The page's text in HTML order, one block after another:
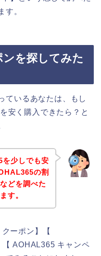
す。
を探してみた
ているあなたは、もし
安く購入できたら？と
少しでも安
の割
どを調べた
す。
ーポン】【
AOHAL365 キャンペ